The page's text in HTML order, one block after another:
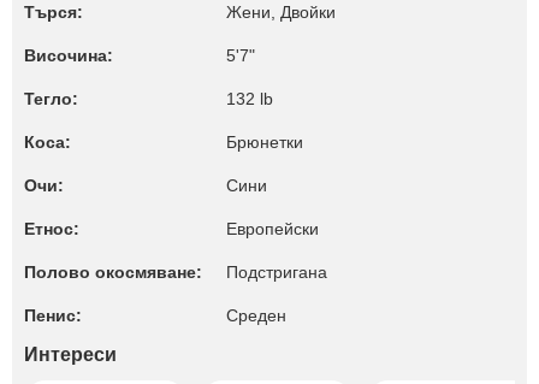
Търся: Жени, Двойки
Височина: 5'7"
Тегло: 132 lb
Коса: Брюнетки
Очи: Сини
Етнос: Европейски
Полово окосмяване: Подстригана
Пенис: Среден
Интереси